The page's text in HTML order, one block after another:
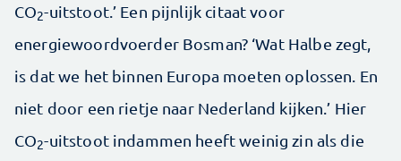
CO2-uitstoot.’ Een pijnlijk citaat voor
energiewoordvoerder Bosman? ‘Wat Halbe zegt,
is dat we het binnen Europa moeten oplossen. En
niet door een rietje naar Nederland kijken.’ Hier
CO2-uitstoot indammen heeft weinig zin als die